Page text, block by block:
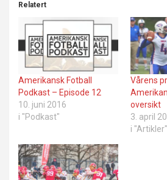
Relatert
Amerikansk Fotball
Podkast – Episode 12
10. juni 2016
i "Podkast"
Vårens
oversikt
3. april
i "Artikler"